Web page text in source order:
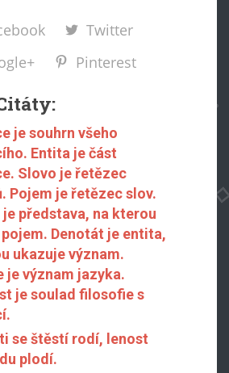
Twitter
Pinterest
je souhrn všeho
Entita je část
Slovo je řetězec
Pojem je řetězec slov.
představa, na kterou
Denotát je entita,
ukazuje význam.
je význam jazyka.
je soulad filosofie s
se štěstí rodí, lenost
plodí.